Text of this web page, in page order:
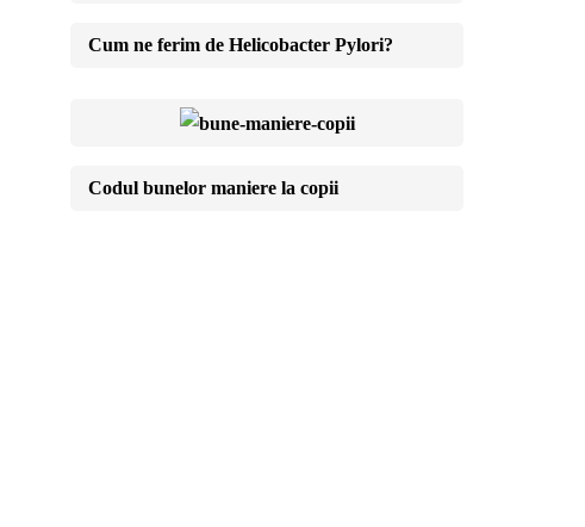
Cum ne ferim de Helicobacter Pylori?
Codul bunelor maniere la copii